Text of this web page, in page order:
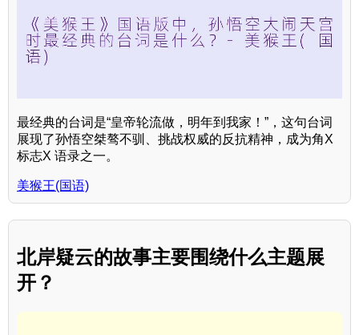
最经典的台词是“皇帝轮流做，明年到我家！”，这句台词
展现了孙悟空桀骜不驯、挑战权威的反抗精神，成为角X
标志X 语录之一。
美猴王(国语)
北岸疑云的故事主要围绕什么主题展
开？